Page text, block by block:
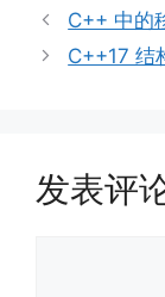
类
C++ 中的
C++17 结
发表评